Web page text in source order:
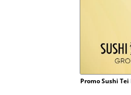
Promo Sushi